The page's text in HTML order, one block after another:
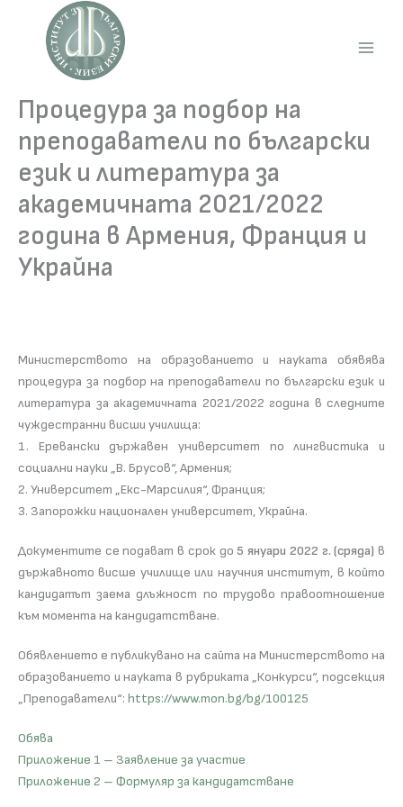
content
Процедура за подбор на
преподаватели по български
език и литература за
академичната 2021/2022
година в Армения, Франция и
Украйна
Министерството на образованието и науката обявява
процедура за подбор на преподаватели по български език и
литература за академичната 2021/2022 година в следните
чуждестранни висши училища:
1. Еревански държавен университет по лингвистика и
социални науки „В. Брусов“, Армения;
2. Университет „Екс-Марсилия“, Франция;
3. Запорожки национален университет, Украйна.
Документите се подават в срок до 5 януари 2022 г. (сряда) в
държавното висше училище или научния институт, в който
кандидатът заема длъжност по трудово правоотношение
към момента на кандидатстване.
Обявлението е публикувано на сайта на Министерството на
образованието и науката в рубриката „Конкурси“, подсекция
„Преподаватели“: https://www.mon.bg/bg/100125
Обява
Приложение 1 – Заявление за участие
Приложение 2 – Формуляр за кандидатстване